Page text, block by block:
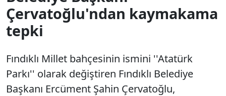
Çervatoğlu'ndan kaymakama
tepki
Fındıklı Millet bahçesinin ismini ''Atatürk
Parkı'' olarak değiştiren Fındıklı Belediye
Başkanı Ercüment Şahin Çervatoğlu,